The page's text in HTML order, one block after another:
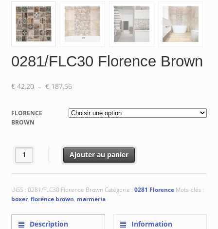
0281/FLC30 Florence Brown
€42.20 – €187.56Plage
prix :
€ 42.20
FLORENCE
BROWN
quantité de 0281/FLC30 Florence Brown
Ajouter au panier
UGS : 0281/FLC30 Florence Brown Catégorie : 0281 Florence Mots-clés :
boxer, florence brown, marmeria
Description
Information